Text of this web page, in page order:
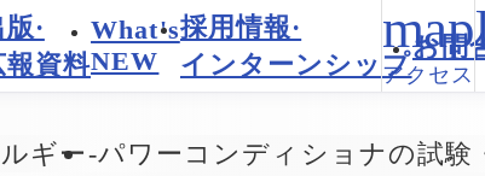
·
報資料
What's
NEW
採用情報·
インターンシップ
お問
アクセス
ギー パワーコンディショナの試験